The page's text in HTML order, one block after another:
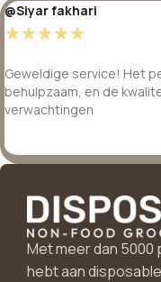
@Siyar fakhari
☆☆☆☆☆
Geweldige service! Het
behulpzaam, en de
verwachtingen
Met meer dan 5000
hebt aan